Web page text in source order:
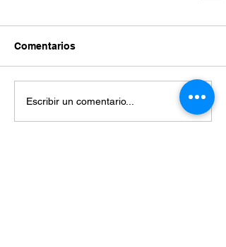
Comentarios
Escribir un comentario...